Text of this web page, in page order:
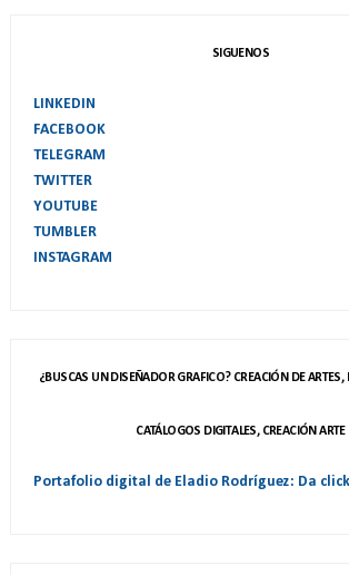
SIGUENOS
LINKEDIN
FACEBOOK
TELEGRAM
TWITTER
YOUTUBE
TUMBLER
INSTAGRAM
¿BUSCAS UN DISEÑADOR GRAFICO? CREACIÓN DE ARTES,
CATÁLOGOS DIGITALES, CREACIÓN ARTE
Portafolio digital de Eladio Rodríguez: Da